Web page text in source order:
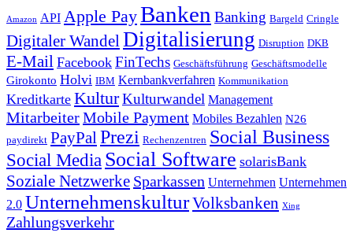
Amazon API Apple PayBanken Banking Bargeld Cringle
Digitaler Wandel Digitalisierung Disruption DKB
E-Mail Facebook FinTechs Geschäftsführung Geschäftsmodelle
Girokonto Holvi IBM Kernbankverfahren Kommunikation
Kreditkarte KulturKulturwandel Management
MitarbeiterMobile Payment Mobiles Bezahlen N26
paydirekt PayPal Prezi Rechenzentren Social Business
Social Media Social Software solarisBank
Soziale Netzwerke Sparkassen Unternehmen Unternehmen
2.0 UnternehmenskulturVolksbanken Xing
Zahlungsverkehr